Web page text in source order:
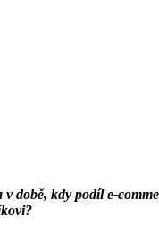
době, kdy podíl e-